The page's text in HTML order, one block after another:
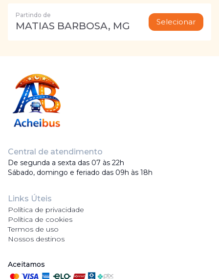
Partindo de
MATIAS BARBOSA, MG Selecionar
Central de atendimento
De segunda a sexta das 07 às 22h
Sábado, domingo e feriado das 09h às 18h
Links Úteis
Política de privacidade
Política de cookies
Termos de uso
Nossos destinos
Aceitamos